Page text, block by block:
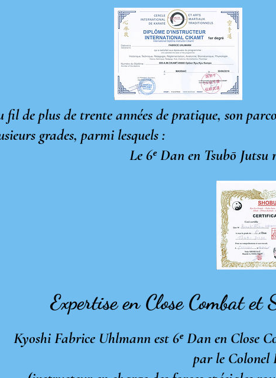
fil de plus de trente années de pratique, son
grades, parmi lesquels :​​​
6ᵉ Dan en Tsubō Jutsu
Expertise en Close Combat
Kyoshi Fabrice Uhlmann est 6ᵉ Dan en Close
par le